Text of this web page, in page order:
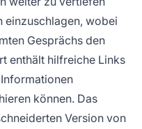
einzuschlagen, wobei
Gesprächs den
enthält hilfreiche Links
können. Das
Version von